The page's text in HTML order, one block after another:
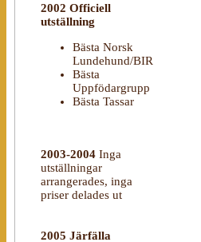
2002 Officiell
utställning
Bästa Norsk
Lundehund/BIR
Bästa
Uppfödargrupp
Bästa Tassar
2003-2004 Inga
utställningar
arrangerades, inga
priser delades ut
2005 Järfälla